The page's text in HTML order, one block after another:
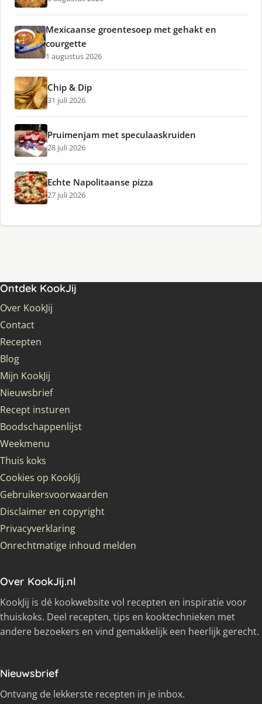
Mexicaanse groentesoep met gehakt en
courgette
1 augustus 2026
Chip & Dip
31 juli 2026
Pruimenjam met speculaaskruiden
28 juli 2026
Echte Napolitaanse pizza
27 juli 2026
Ontdek KookJij
Over KookJij
Contact
Recepten
Blog
Mijn KookJij
Nieuwsbrief
Recept insturen
Boodschappenlijst
Weekmenu
Thuis koks
Cookies op KookJij
Gebruikersvoorwaarden
Disclaimer en copyright
Privacyverklaring
Onrechtmatige inhoud melden
Over KookJij.nl
KookJij is dé kookwebsite vol recepten en inspiratie voor
thuiskoks. Deel recepten, tips en kooktechnieken met
andere bezoekers en vind gemakkelijk een heerlijk gerecht.
Nieuwsbrief
Ontvang de lekkerste recepten in je inbox.